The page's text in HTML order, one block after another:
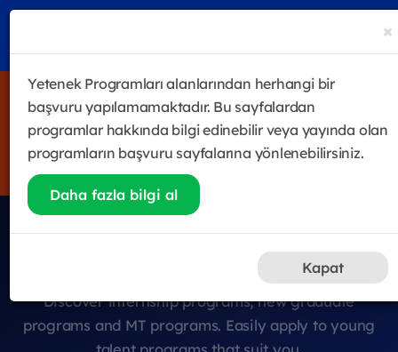
4 haftalık eğitim & gelişim programı Future Sales Leader
Academy'de ilk eğitimler 29 Temmuz itibariyle
BAŞLIYOORRRR!
Young Talent Programs
Discover internship programs, new graduate
programs and MT programs. Easily apply to young
×
Yetenek Programları alanlarından herhangi bir
başvuru yapılamamaktadır. Bu sayfalardan
programlar hakkında bilgi edinebilir veya yayında olan
programların başvuru sayfalarına yönlenebilirsiniz.
Daha fazla bilgi al
Kapat